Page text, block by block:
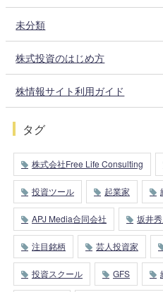
未分類
株式投資のはじめ方
株情報サイト利用ガイド
タグ
株式会社Free Life Consulting
投資ツール 起業家
APJ Media合同会社 坂井秀
注目銘柄 芸人投資家
投資スクール GFS